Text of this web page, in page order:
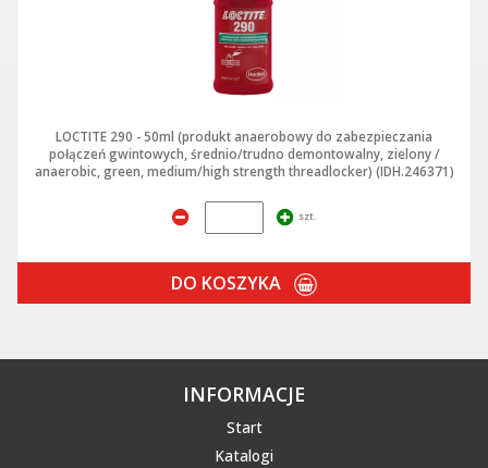
LOCTITE 290 - 50ml (produkt anaerobowy do zabezpieczania
połączeń gwintowych, średnio/trudno demontowalny, zielony /
anaerobic, green, medium/high strength threadlocker) (IDH.246371)
szt.
DO KOSZYKA
INFORMACJE
Start
Katalogi